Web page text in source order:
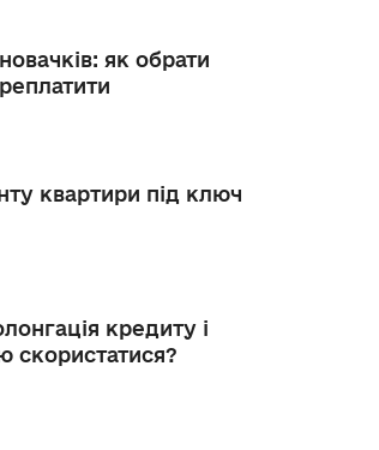
як обрати
квартири під ключ
кредиту і
скористатися?